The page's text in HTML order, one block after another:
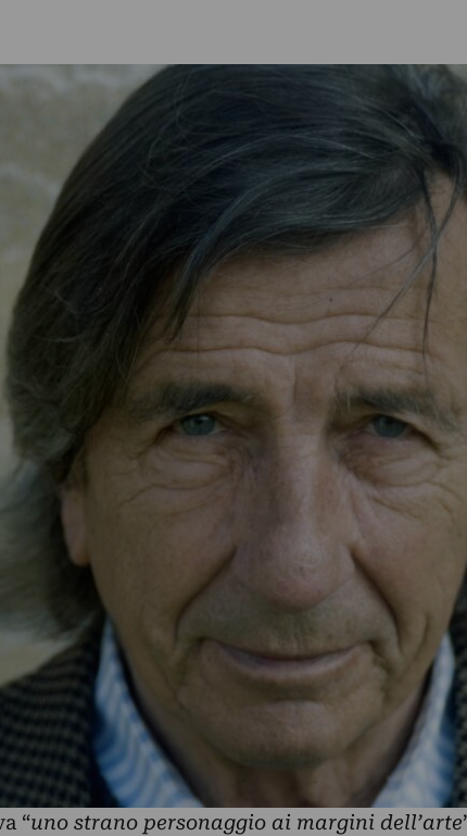
“uno strano personaggio ai margini dell’arte